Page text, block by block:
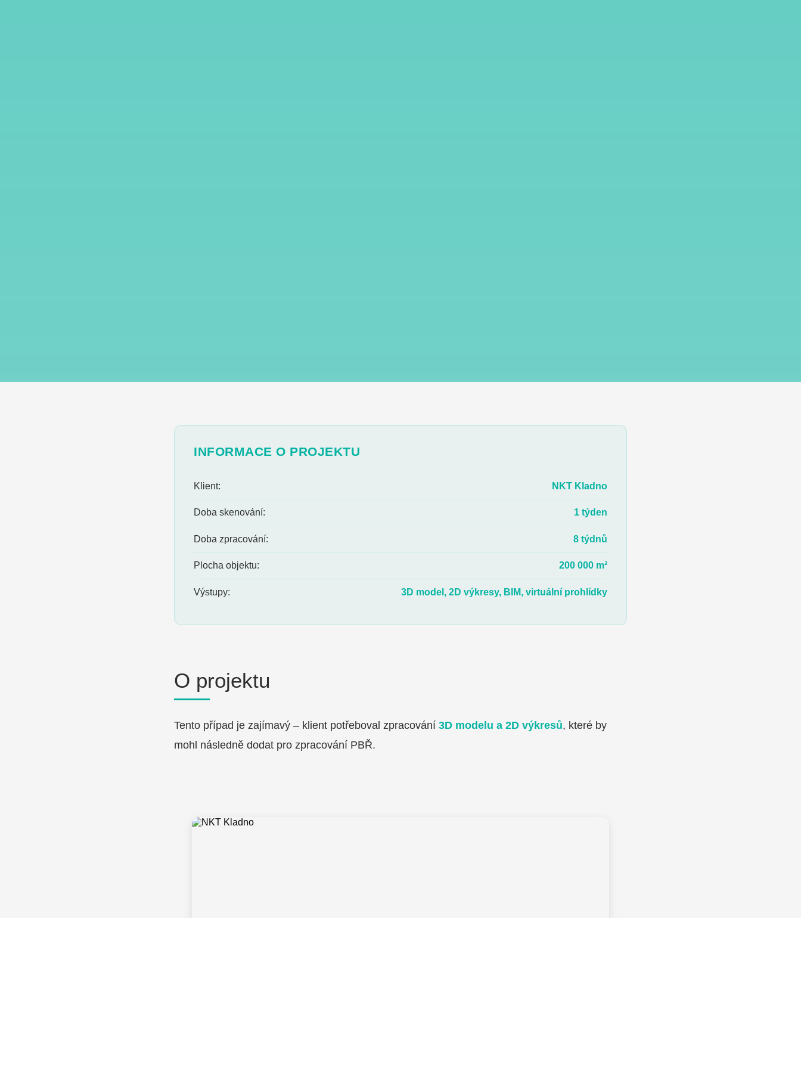
INFORMACE O PROJEKTU
Klient: NKT Kladno
Doba skenování: 1 týden
Doba zpracování: 8 týdnů
Plocha objektu: 200 000 m²
Výstupy: 3D model, 2D výkresy, BIM, virtuální prohlídky
O projektu
Tento případ je zajímavý – klient potřeboval zpracování 3D modelu a 2D výkresů, které by
mohl následně dodat pro zpracování PBŘ.